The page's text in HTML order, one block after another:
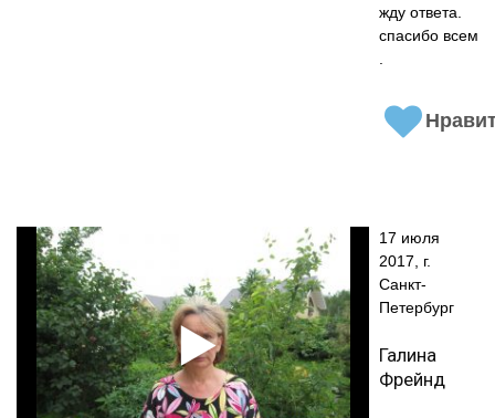
жду ответа.
спасибо всем
.
17 июля
2017, г.
Санкт-
Петербург
Галина
Фрейнд